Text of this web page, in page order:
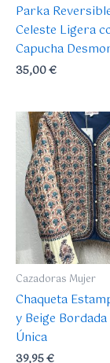
Parka
Celeste Ligera
Capucha
35,00€
en
la
página
de
Cazadoras Mujer
Chaqueta
y Beige Bordada
Única
39,95€